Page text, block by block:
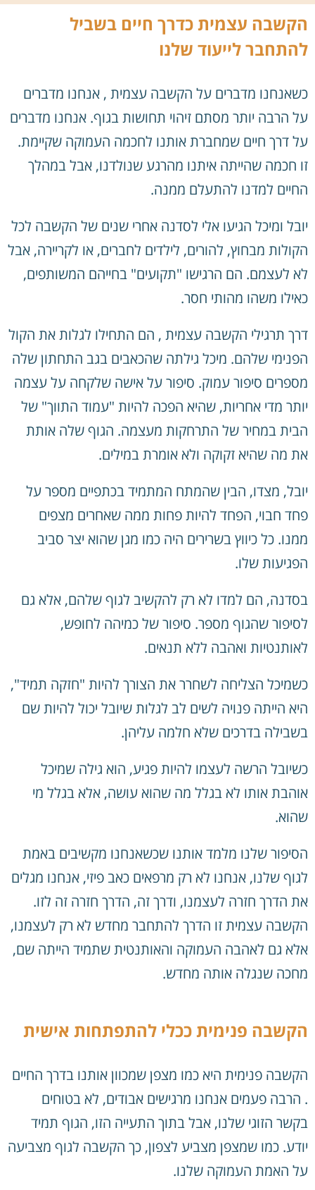
הקשבה עצמית כדרך חיים בשביל
להתחבר לייעוד שלנו
כשאנחנו מדברים על הקשבה עצמית , אנחנו מדברים
על הרבה יותר מסתם זיהוי תחושות בגוף. אנחנו מדברים
על דרך חיים שמחברת אותנו לחכמה העמוקה שקיימת.
זו חכמה שהייתה איתנו מהרגע שנולדנו, אבל במהלך
החיים למדנו להתעלם ממנה.
יובל ומיכל הגיעו אלי לסדנה אחרי שנים של הקשבה לכל
הקולות מבחוץ, להורים, לילדים לחברים, או לקריירה, אבל
לא לעצמם. הם הרגישו "תקועים" בחייהם המשותפים,
כאילו משהו מהותי חסר.
דרך תרגילי הקשבה עצמית , הם התחילו לגלות את הקול
הפנימי שלהם. מיכל גילתה שהכאבים בגב התחתון שלה
מספרים סיפור עמוק. סיפור על אישה שלקחה על עצמה
יותר מדי אחריות, שהיא הפכה להיות "עמוד התווך" של
הבית במחיר של התרחקות מעצמה. הגוף שלה אותת
את מה שהיא זקוקה ולא אומרת במילים.
יובל, מצדו, הבין שהמתח המתמיד בכתפיים מספר על
פחד חבוי, הפחד להיות פחות ממה שאחרים מצפים
ממנו. כל כיווץ בשרירים היה כמו מגן שהוא יצר סביב
הפגיעות שלו.
בסדנה, הם למדו לא רק להקשיב לגוף שלהם, אלא גם
לסיפור שהגוף מספר. סיפור של כמיהה לחופש,
לאותנטיות ואהבה ללא תנאים.
כשמיכל הצליחה לשחרר את הצורך להיות "חזקה תמיד",
היא הייתה פנויה לשים לב לגלות שיובל יכול להיות שם
בשבילה בדרכים שלא חלמה עליהן.
כשיובל הרשה לעצמו להיות פגיע, הוא גילה שמיכל
אוהבת אותו לא בגלל מה שהוא עושה, אלא בגלל מי
שהוא.
הסיפור שלנו מלמד אותנו שכשאנחנו מקשיבים באמת
לגוף שלנו, אנחנו לא רק מרפאים כאב פיזי, אנחנו מגלים
את הדרך חזרה לעצמנו, ודרך זה, הדרך חזרה זה לזו.
הקשבה עצמית זו הדרך להתחבר מחדש לא רק לעצמנו,
אלא גם לאהבה העמוקה והאותנטית שתמיד הייתה שם,
מחכה שנגלה אותה מחדש.
הקשבה פנימית ככלי להתפתחות אישית
הקשבה פנימית היא כמו מצפן שמכוון אותנו בדרך החיים
. הרבה פעמים אנחנו מרגישים אבודים, לא בטוחים
בקשר הזוגי שלנו, אבל בתוך התעייה הזו, הגוף תמיד
יודע. כמו שמצפן מצביע לצפון, כך הקשבה לגוף מצביעה
על האמת העמוקה שלנו.